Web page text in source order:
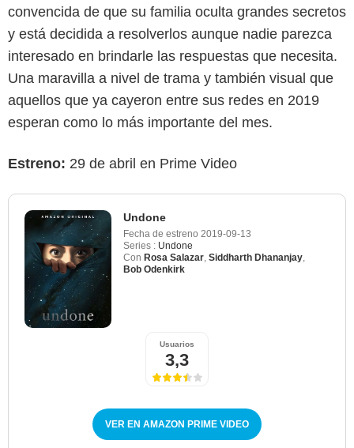
convencida de que su familia oculta grandes secretos
y está decidida a resolverlos aunque nadie parezca
interesado en brindarle las respuestas que necesita.
Una maravilla a nivel de trama y también visual que
aquellos que ya cayeron entre sus redes en 2019
esperan como lo más importante del mes.
Estreno: 29 de abril en Prime Video
Undone
Fecha de estreno 2019-09-13
Series : Undone
Con Rosa Salazar, Siddharth Dhananjay,
Bob Odenkirk
Usuarios
3,3
VER EN AMAZON PRIME VIDEO